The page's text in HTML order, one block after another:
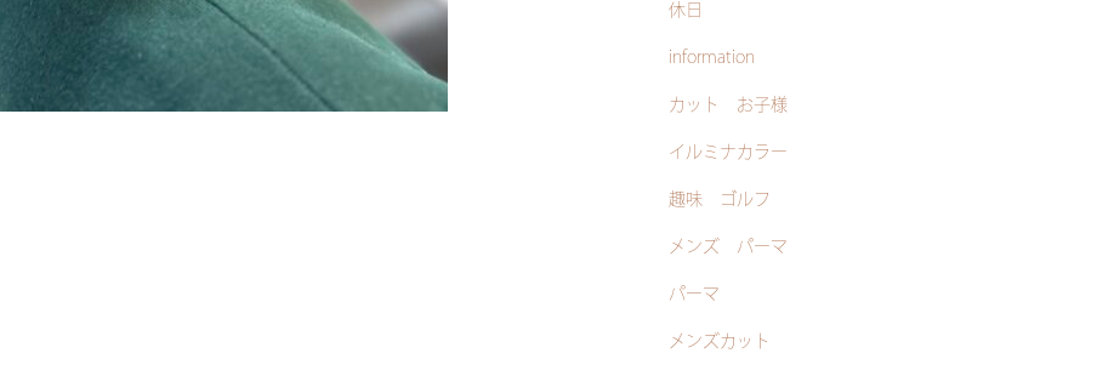
休日
information
カット お子様
イルミナカラー
趣味 ゴルフ
メンズ パーマ
パーマ
メンズカット